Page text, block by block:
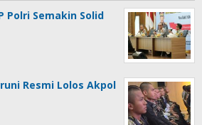
Polri Semakin Solid
Resmi Lolos Akpol